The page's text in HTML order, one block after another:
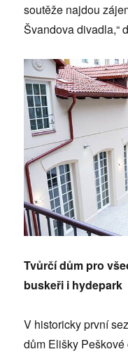
soutěže najdou
Švandova divadla,“
Tvůrčí dům pro
buskeři i hydepark
V historicky první
dům Elišky